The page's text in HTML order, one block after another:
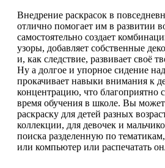
Внедрение раскрасок в
отлично помогает им в развитии
самостоятельно создает
узоры, добавляет собственные
и, как следствие, развивает своё
Ну а долгое и упорное сидение
прокачивает навыки внимания к
концентрацию, что благоприятно
время обучения в школе. Вы
раскраску для детей разных
коллекции, для девочек и
поиска разделенную по
или компьютер или распечатать